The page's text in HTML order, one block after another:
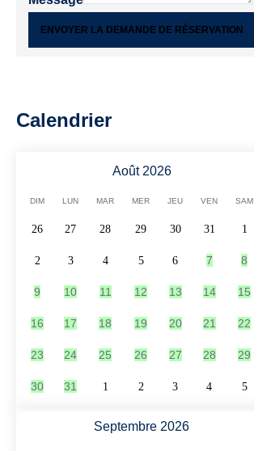
ENVOYER LA DEMANDE DE RÉSERVATION
Calendrier
Août 2026
DIM LUN MAR MER JEU VEN SAM
26 27 28 29 30 31 1
2 3 4 5 6 7 8
9 10 11 12 13 14 15
16 17 18 19 20 21 22
23 24 25 26 27 28 29
30 31 1 2 3 4 5
Septembre 2026